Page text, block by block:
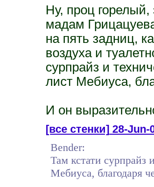
Ну, проц
мадам
на пять задниц,
воздуха и
сурпрайз и
лист Мебиуса,
И он
[все стенки]28-Jun-
Bender:
Там кстати сурпрайз
Мебиуса, благодаря